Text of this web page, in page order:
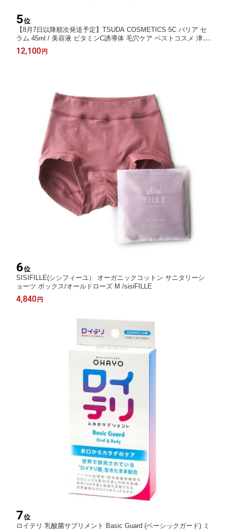
5位
【8月7日以降順次発送予定】TSUDA COSMETICS 5C バリア セ
ラム 45ml / 美容液 ビタミンC誘導体 毛穴ケア ベストコスメ 津田
コスメ エイジングケア ツダコスメ
12,100 円
6位
SISIFILLE(シシフィーユ） オーガニックコットン サニタリーシ
ョーツ ボックス/オールドローズ M /sisiFILLE
4,840 円
7位
ロイテリ 乳酸菌サプリメント Basic Guard (ベーシックガード) ミ